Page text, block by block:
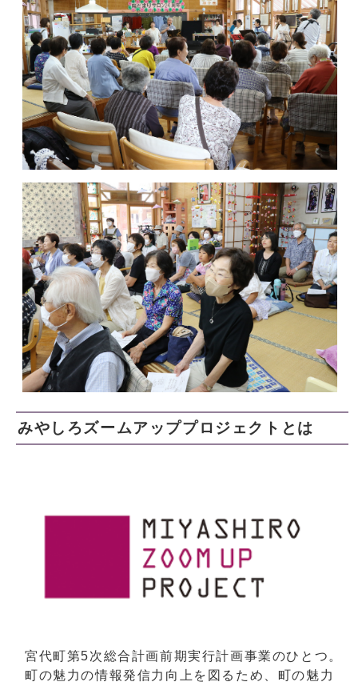
みやしろズームアッププロジェクトとは
宮代町第5次総合計画前期実行計画事業のひとつ。
町の魅力の情報発信力向上を図るため、町の魅力